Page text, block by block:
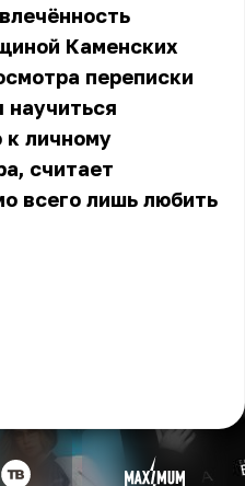
Каменских
переписки
научиться
личному
считает
всего лишь любить